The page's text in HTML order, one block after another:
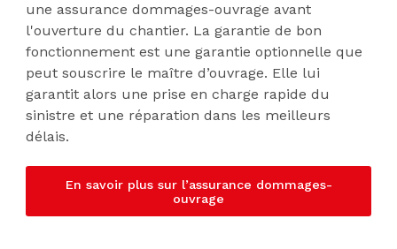
une assurance dommages-ouvrage avant
l'ouverture du chantier. La garantie de bon
fonctionnement est une garantie optionnelle que
peut souscrire le maître d’ouvrage. Elle lui
garantit alors une prise en charge rapide du
sinistre et une réparation dans les meilleurs
délais.
En savoir plus sur l’assurance dommages-
ouvrage